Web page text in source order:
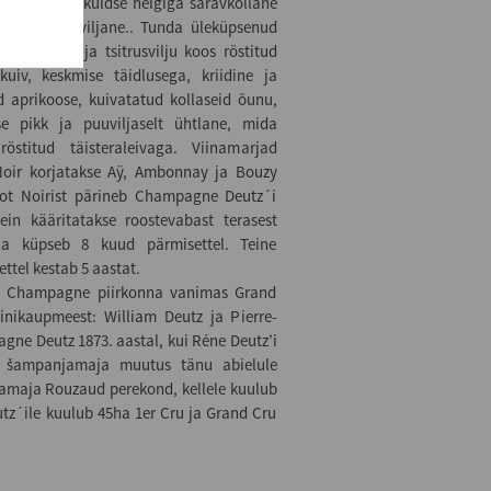
puuviljane.. Tunda üleküpsenud
ja tsitrusvilju koos röstitud
keskmise täidlusega, kriidine ja
aprikoose, kuivatatud kollaseid õunu,
pikk ja puuviljaselt ühtlane, mida
täisteraleivaga. Viinamarjad
korjatakse Aÿ, Ambonnay ja Bouzy
Noirist pärineb Champagne Deutz´i
kääritatakse roostevabast terasest
küpseb 8 kuud pärmisettel. Teine
kestab 5 aastat.
piirkonna vanimas Grand
William Deutz ja Pierre-
Deutz 1873. aastal, kui Réne Deutz’i
muutus tänu abielule
Rouzaud perekond, kellele kuulub
kuulub 45ha 1er Cru ja Grand Cru